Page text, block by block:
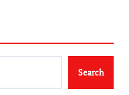
Search